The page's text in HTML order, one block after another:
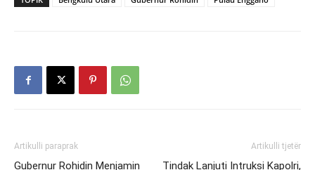
Artikulli paraprak
Gubernur Rohidin Menjamin
Artikulli tjetër
Tindak Lanjuti Intruksi Kapolri,